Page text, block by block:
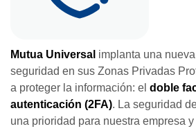
Mutua Universal implanta una
seguridad en sus Zonas Privadas
a proteger la información: el doble
autenticación (2FA). La seguridad
una prioridad para nuestra empresa